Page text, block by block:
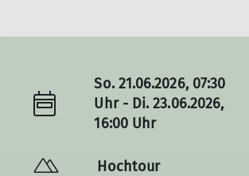
So. 21.06.2026, 07:30
Uhr - Di. 23.06.2026,
16:00 Uhr
Hochtour